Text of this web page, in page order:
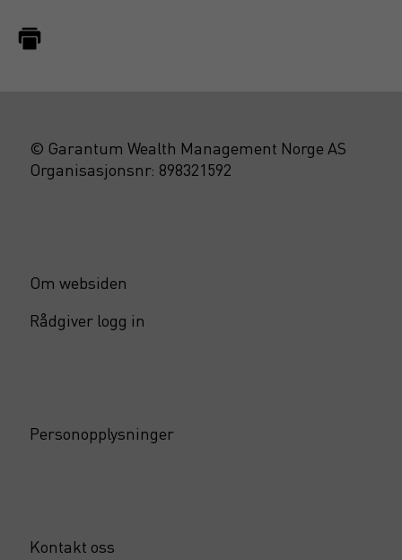
© Garantum Wealth Management Norge AS
Organisasjonsnr: 898321592
Om websiden
Rådgiver logg in
Personopplysninger
Kontakt oss